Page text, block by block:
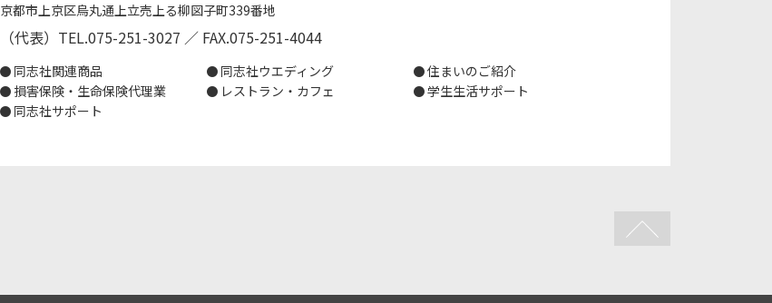
京都市上京区烏丸通上立売上る柳図子町339番地
（代表）TEL.075-251-3027 ／ FAX.075-251-4044
同志社関連商品 同志社ウエディング
住まいのご紹介
損害保険・生命保険代理業
レストラン・カフェ
学生生活サポート
同志社サポート